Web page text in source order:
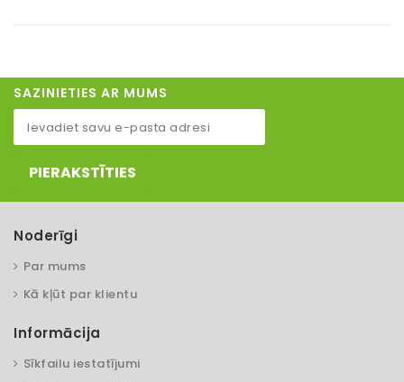
SAZINIETIES AR MUMS
PIERAKSTĪTIES
Noderīgi
Par mums
Kā kļūt par klientu
Informācija
Sīkfailu iestatījumi